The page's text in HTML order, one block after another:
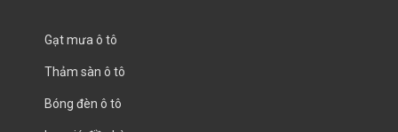
Gạt mưa ô tô
Thảm sàn ô tô
Bóng đèn ô tô